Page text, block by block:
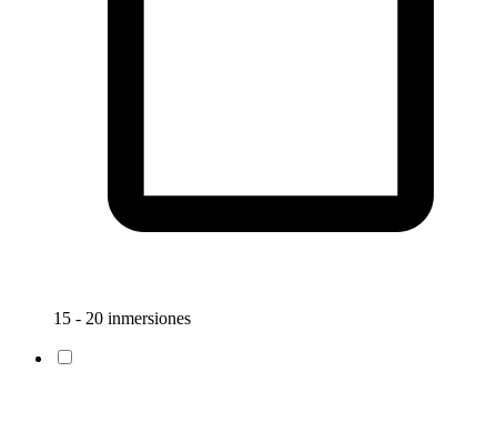
15 - 20 inmersiones